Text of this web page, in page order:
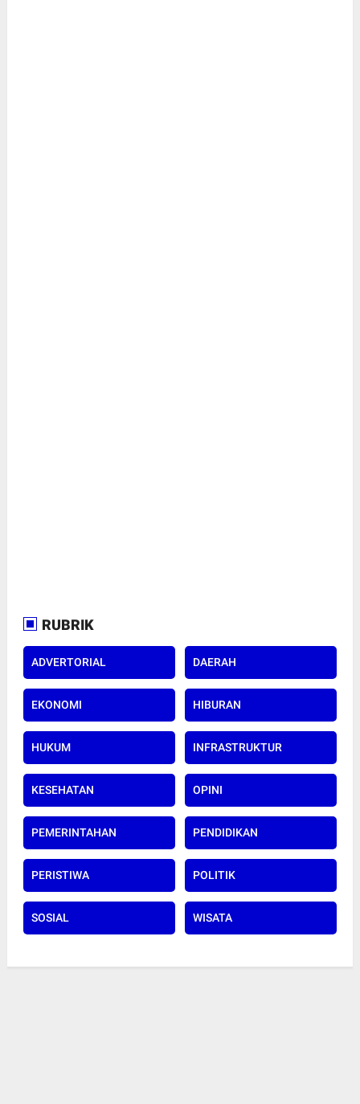
RUBRIK
ADVERTORIAL DAERAH
EKONOMI HIBURAN
HUKUM INFRASTRUKTUR
KESEHATAN OPINI
PEMERINTAHAN PENDIDIKAN
PERISTIWA POLITIK
SOSIAL WISATA